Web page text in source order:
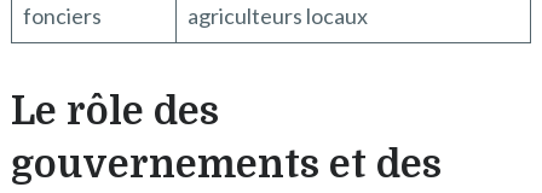
fonciers
agriculteurs locaux
Le rôle des
gouvernements et des